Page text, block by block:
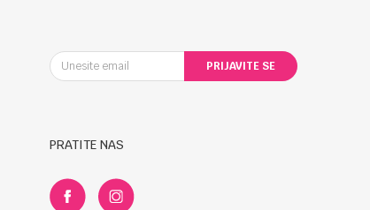
PRIJAVITE SE
PRATITE NAS